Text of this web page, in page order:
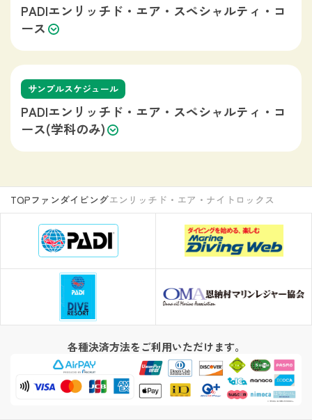
PADIエンリッチド・エア・スペシャルティ・コ
ース
サンプルスケジュール
PADIエンリッチド・エア・スペシャルティ・コ
ース(学科のみ)
TOPファンダイビングエンリッチド・エア・ナイトロックス
各種決済方法をご利用いただけます。